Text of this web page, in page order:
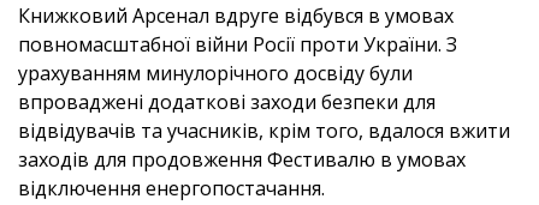
Книжковий Арсенал вдруге відбувся в умовах
повномасштабної війни Росії проти України. З
урахуванням минулорічного досвіду були
впроваджені додаткові заходи безпеки для
відвідувачів та учасників, крім того, вдалося вжити
заходів для продовження Фестивалю в умовах
відключення енергопостачання.